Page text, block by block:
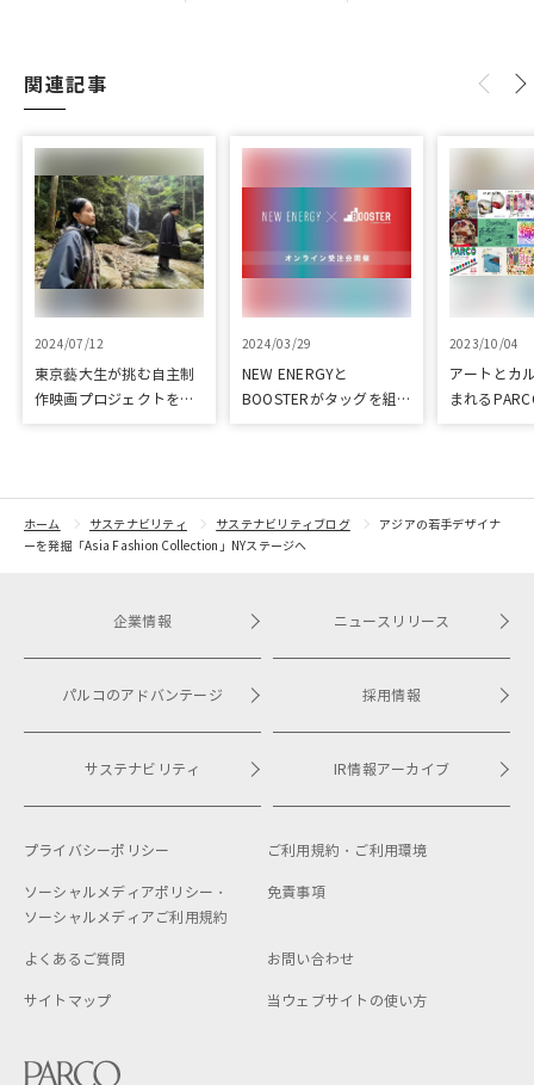
関連記事
2024/07/12
東京藝大生が挑む自主制
作映画プロジェクトをク
2024/03/29
NEW ENERGYと
BOOSTERがタッグを組
2023/10/04
アートとカ
まれる
ホーム サステナビリティ サステナビリティブログ
アジアの若手デザイナ
ーを発掘「Asia Fashion Collection」NYステージへ
企業情報
パルコのアドバンテージ
サステナビリティ
ニュースリリース
採用情報
IR情報アーカイブ
プライバシーポリシー ご利用規約・ ご利用環境
ソーシャルメディアポリシー・
ソーシャルメディアご利用規約
免責事項
よくあるご質問 お問い合わせ
サイトマップ 当ウェブサイトの使い方